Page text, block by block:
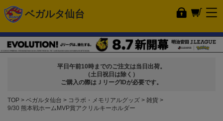
ベガルタ仙台
平日午前10時までのご注文は当日出荷。
（土日祝日は除く）
ご購入の際はＪリーグIDが必要です。
TOP ベガルタ仙台 コラボ・メモリアルグッズ
雑貨
9/30 熊本戦ホームMVP賞アクリルキーホルダー